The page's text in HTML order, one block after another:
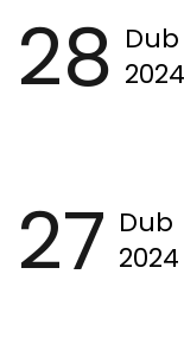
28 Dub
2024
27 Dub
2024